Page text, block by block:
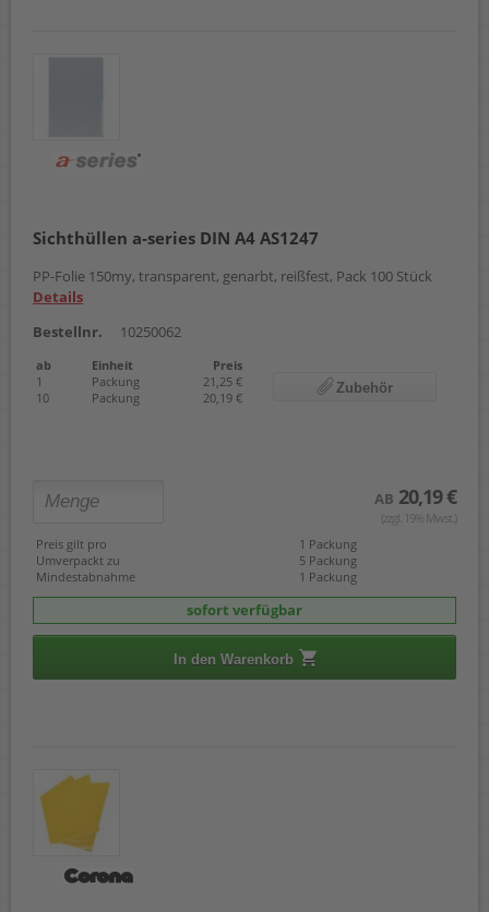
Sichthüllen a-series DIN A4 AS1247
PP-Folie 150my, transparent, genarbt, reißfest, Pack 100 Stück
Details
Bestellnr.
10250062
ab Einheit
Preis
1
Packung
21,25 €
10
Packung 20,19 €
Zubehör
AB 20,19 €
(zzgl. 19% Mwst.)
Preis gilt pro
1 Packung
Umverpackt zu
5 Packung
Mindestabnahme
1 Packung
sofort verfügbar
In den Warenkorb